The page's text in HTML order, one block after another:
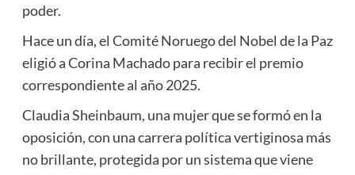
poder.
Hace un día, el Comité Noruego del Nobel de la Paz
eligió a Corina Machado para recibir el premio
correspondiente al año 2025.
Claudia Sheinbaum, una mujer que se formó en la
oposición, con una carrera política vertiginosa más
no brillante, protegida por un sistema que viene